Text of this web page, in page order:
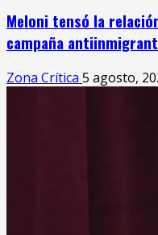
Meloni tensó la
campaña
Zona Crítica 5 agosto,